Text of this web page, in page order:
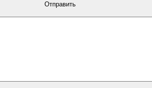
Отправить